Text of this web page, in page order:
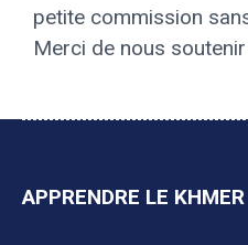
petite commission
Merci de nous
APPRENDRE LE KHMER